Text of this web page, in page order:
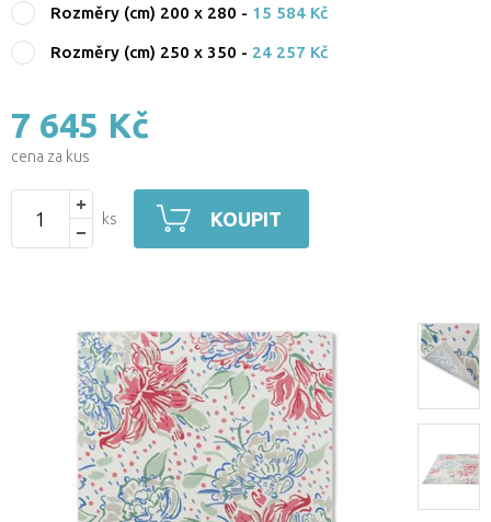
Rozměry (cm) 200 x 280 - 15 584 Kč
Rozměry (cm) 250 x 350 - 24 257 Kč
7 645 Kč
cena za kus
ks KOUPIT